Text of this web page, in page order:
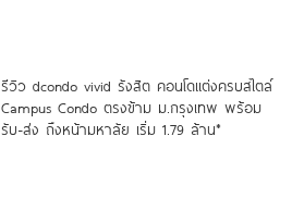
รีวิว dcondo vivid รังสิต คอนโดแต่งครบสไตล์
Campus Condo ตรงข้าม ม.กรุงเทพ พร้อม
รับ-ส่ง ถึงหน้ามหาลัย เริ่ม 1.79 ล้าน*